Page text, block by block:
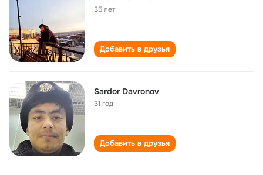
35 лет
Добавить в друзья
Sardor Davronov
31 год
Добавить в друзья